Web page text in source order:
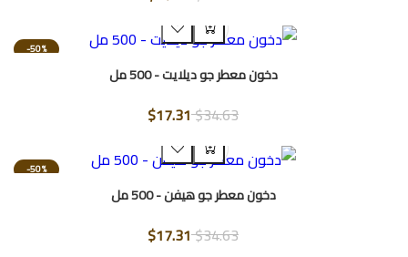
-50%
دخون معطر جو ديلايت - 500 مل
$34.63
$17.31
-50%
دخون معطر جو هيفن - 500 مل
$34.63
$17.31